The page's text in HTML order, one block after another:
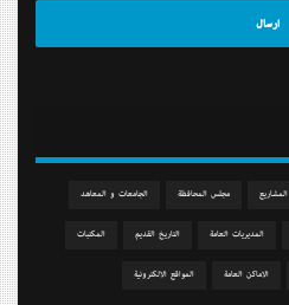
المشاريع مجلس المحافظة الجامعات و المعاهد
المديريات العامة التاريخ القديم المكتبات
الاماكن العامة المواقع الالكترونية